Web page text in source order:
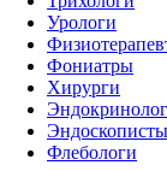
Урологи
Фониатры
Хирурги
Эндоскописты
Флебологи